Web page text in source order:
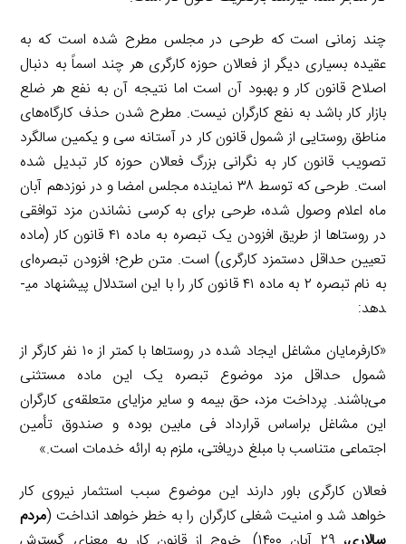
چند زمانی است که طرحی در مجلس مطرح شده است که به
عقیده بسیاری دیگر از فعالان حوزه کارگری هر چند اسماً به دنبال
اصلاح قانون کار و بهبود آن است اما نتیجه آن به نفع هر ضلع
بازار کار باشد به نفع کارگران نیست. مطرح شدن حذف کارگاه‌های
مناطق روستایی از شمول قانون کار در آستانه سی و یکمین سالگرد
تصویب قانون کار به نگرانی بزرگ فعالان حوزه کار تبدیل شده
است. طرحی که توسط ۳۸ نماینده مجلس امضا و در نوزدهم آبان
ماه اعلام وصول شده، طرحی برای به کرسی نشاندن مزد توافقی
در روستاها از طریق افزودن یک تبصره به ماده ۴۱ قانون کار (ماده
تعیین حداقل دستمزد کارگری) است. متن طرح؛ افزودن تبصره‌ای
به نام تبصره ۲ به ماده ۴۱ قانون کار را با این استدلال پیشنهاد می­
دهد:
«کارفرمایان مشاغل ایجاد شده در روستاها با کمتر از ۱۰ نفر کارگر از
شمول حداقل مزد موضوع تبصره یک این ماده مستثنی
می‌باشند. پرداخت مزد، حق بیمه و سایر مزایای متعلقه‌ی کارگران
این مشاغل براساس قرارداد فی مابین بوده و صندوق تأمین
اجتماعی متناسب با مبلغ دریافتی، ملزم به ارائه خدمات است.»
فعالان کارگری باور دارند این موضوع سبب استثمار نیروی کار
خواهد شد و امنیت شغلی کارگران را به خطر خواهد انداخت (مردم